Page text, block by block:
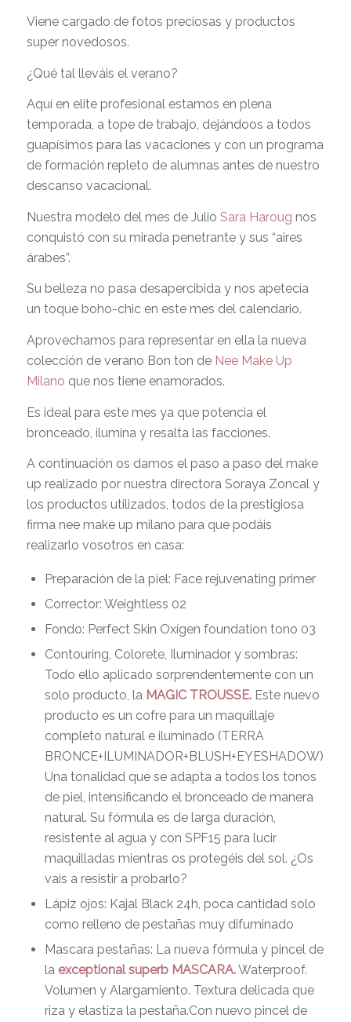
Viene cargado de fotos preciosas y productos
super novedosos.
¿Qué tal lleváis el verano?
Aquí en elite profesional estamos en plena
temporada, a tope de trabajo, dejándoos a todos
guapísimos para las vacaciones y con un programa
de formación repleto de alumnas antes de nuestro
descanso vacacional.
Nuestra modelo del mes de Julio Sara Haroug nos
conquistó con su mirada penetrante y sus “aires
árabes”.
Su belleza no pasa desapercibida y nos apetecía
un toque boho-chic en este mes del calendario.
Aprovechamos para representar en ella la nueva
colección de verano Bon ton de Nee Make Up
Milano que nos tiene enamorados.
Es ideal para este mes ya que potencia el
bronceado, ilumina y resalta las facciones.
A continuación os damos el paso a paso del make
up realizado por nuestra directora Soraya Zoncal y
los productos utilizados, todos de la prestigiosa
firma nee make up milano para que podáis
realizarlo vosotros en casa:
Preparación de la piel: Face rejuvenating primer
Corrector: Weightless 02
Fondo: Perfect Skin Oxígen foundation tono 03
Contouring, Colorete, Iluminador y sombras:
Todo ello aplicado sorprendentemente con un
solo producto, la MAGIC TROUSSE. Este nuevo
producto es un cofre para un maquillaje
completo natural e iluminado (TERRA
BRONCE+ILUMINADOR+BLUSH+EYESHADOW).
Una tonalidad que se adapta a todos los tonos
de piel, intensificando el bronceado de manera
natural. Su fórmula es de larga duración,
resistente al agua y con SPF15 para lucir
maquilladas mientras os protegéis del sol. ¿Os
vais a resistir a probarlo?
Lápiz ojos: Kajal Black 24h, poca cantidad solo
como relleno de pestañas muy difuminado
Mascara pestañas: La nueva fórmula y pincel de
la exceptional superb MASCARA.Waterproof.
Volumen y Alargamiento. Textura delicada que
riza y elastiza la pestaña.Con nuevo pincel de